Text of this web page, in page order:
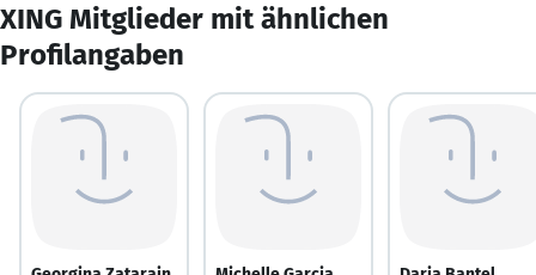
XING Mitglieder mit ähnlichen
Profilangaben